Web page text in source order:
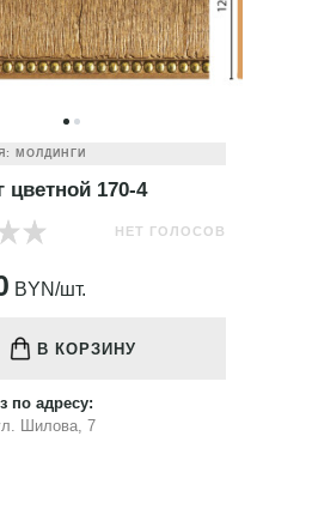
МОЛДИНГИ
цветной 170-4
НЕТ ГОЛОСОВ
BYN/шт.
В КОРЗИНУ
по адресу:
Шилова, 7